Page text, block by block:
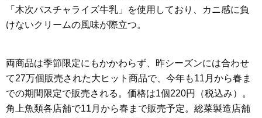
「木次パスチャライズ牛乳」を使用しており、カニ感に負
けないクリームの風味が際立つ。
両商品は季節限定にもかかわらず、昨シーズンには合わせ
て27万個販売された大ヒット商品で、今年も11月から春ま
での期間限定で販売される。価格は1個220円（税込み）。
角上魚類各店舗で11月から春まで販売予定。総菜製造店舗